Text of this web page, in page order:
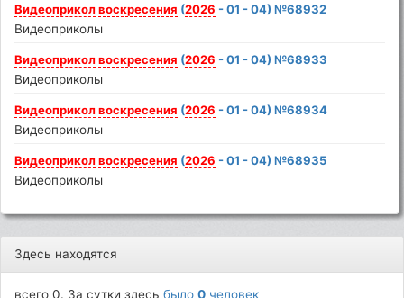
Видеоприкол воскресения (2026 - 01 - 04) №68932
Видеоприколы
Видеоприкол воскресения (2026 - 01 - 04) №68933
Видеоприколы
Видеоприкол воскресения (2026 - 01 - 04) №68934
Видеоприколы
Видеоприкол воскресения (2026 - 01 - 04) №68935
Видеоприколы
Здесь находятся
всего 0. За сутки здесьбыло0 человек